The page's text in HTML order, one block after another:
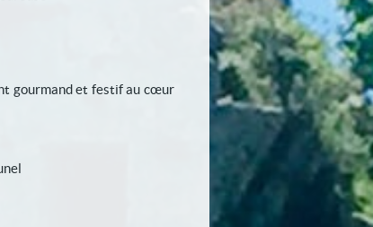
gourmand et festif au cœur